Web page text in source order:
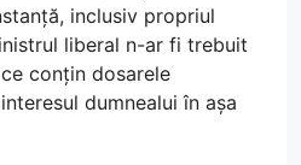
inclusiv propriul
liberal n-ar fi trebuit
conțin dosarele
dumnealui în așa